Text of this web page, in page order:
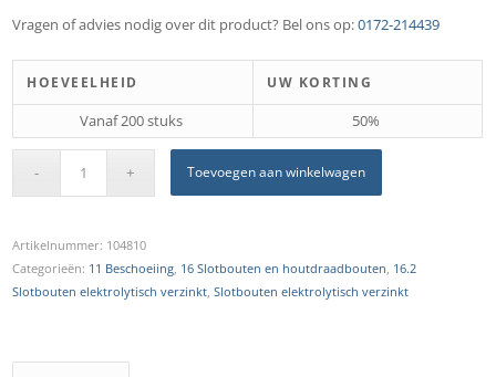
Vragen of advies nodig over dit product? Bel ons op:0172-214439
HOEVEELHEID UW KORTING
Vanaf 200 stuks 50%
Toevoegen aan winkelwagen
Artikelnummer: 104810
Categorieën: 11 Beschoeiing 16 Slotbouten en houtdraadbouten 16.2
Slotbouten elektrolytisch verzinkt ,Slotbouten elektrolytisch verzinkt